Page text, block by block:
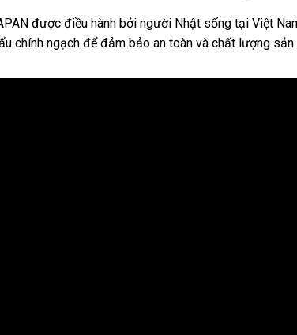
được điều hành bởi người Nhật sống tại Việt
chính ngạch để đảm bảo an toàn và chất lượng sản